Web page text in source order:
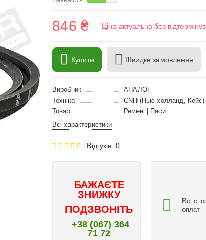
846 ₴ Ціна актуальна без
Купити Швидке замовлення
Виробник
АНАЛОГ
Техніка
CNH (Нью холланд, Кейс)
Товар
Ремені | Паси
Всі характеристики
Відгуків: 0
БАЖАЄТЕ
ЗНИЖКУ
ПОДЗВОНІТЬ
+38 (067) 364
71 72
Всі
оплат